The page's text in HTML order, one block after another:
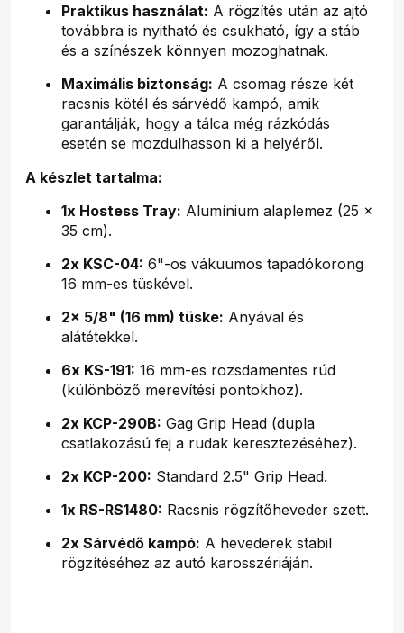
Praktikus használat: A rögzítés után az ajtó
továbbra is nyitható és csukható, így a stáb
és a színészek könnyen mozoghatnak.
Maximális biztonság: A csomag része két
racsnis kötél és sárvédő kampó, amik
garantálják, hogy a tálca még rázkódás
esetén se mozdulhasson ki a helyéről.
A készlet tartalma:
1x Hostess Tray: Alumínium alaplemez (25 x
35 cm).
2x KSC-04: 6"-os vákuumos tapadókorong
16 mm-es tüskével.
2x 5/8" (16 mm) tüske: Anyával és
alátétekkel.
6x KS-191: 16 mm-es rozsdamentes rúd
(különböző merevítési pontokhoz).
2x KCP-290B: Gag Grip Head (dupla
csatlakozású fej a rudak keresztezéséhez).
2x KCP-200: Standard 2.5" Grip Head.
1x RS-RS1480: Racsnis rögzítőheveder szett.
2x Sárvédő kampó: A hevederek stabil
rögzítéséhez az autó karosszériáján.